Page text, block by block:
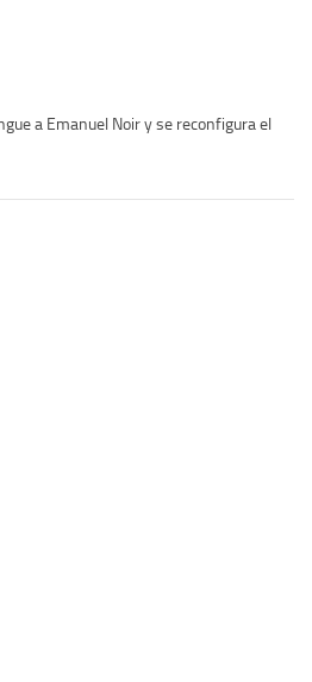
a Emanuel Noir y se reconfigura el